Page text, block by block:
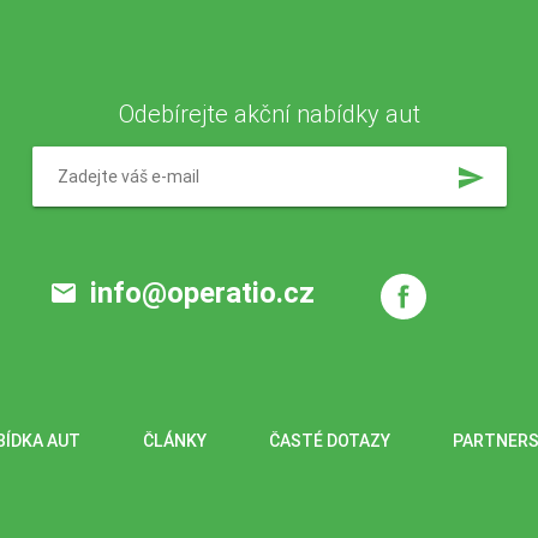
Odebírejte akční nabídky aut
send
email info@operatio.cz
AUT ČLÁNKY ČASTÉ DOTAZY